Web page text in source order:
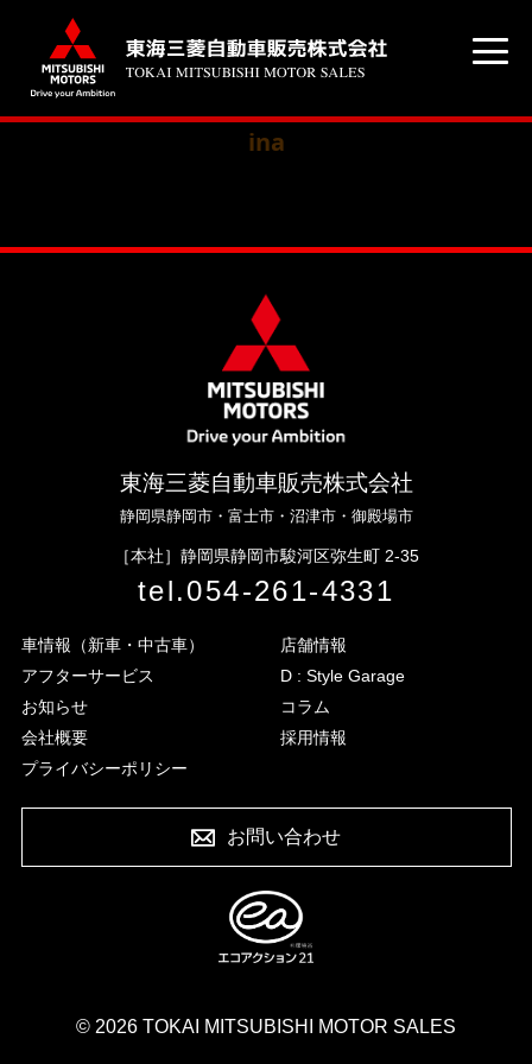
ina
東海三菱自動車販売株式会社
静岡県静岡市・富士市・沼津市・御殿場市
［本社］ 静岡県静岡市駿河区弥生町 2-35
tel.054-261-4331
車情報（新車・中古車）
店舗情報
アフターサービス
D : Style Garage
お知らせ
コラム
会社概要
採用情報
プライバシーポリシー
お問い合わせ
© 2026 TOKAI MITSUBISHI MOTOR SALES